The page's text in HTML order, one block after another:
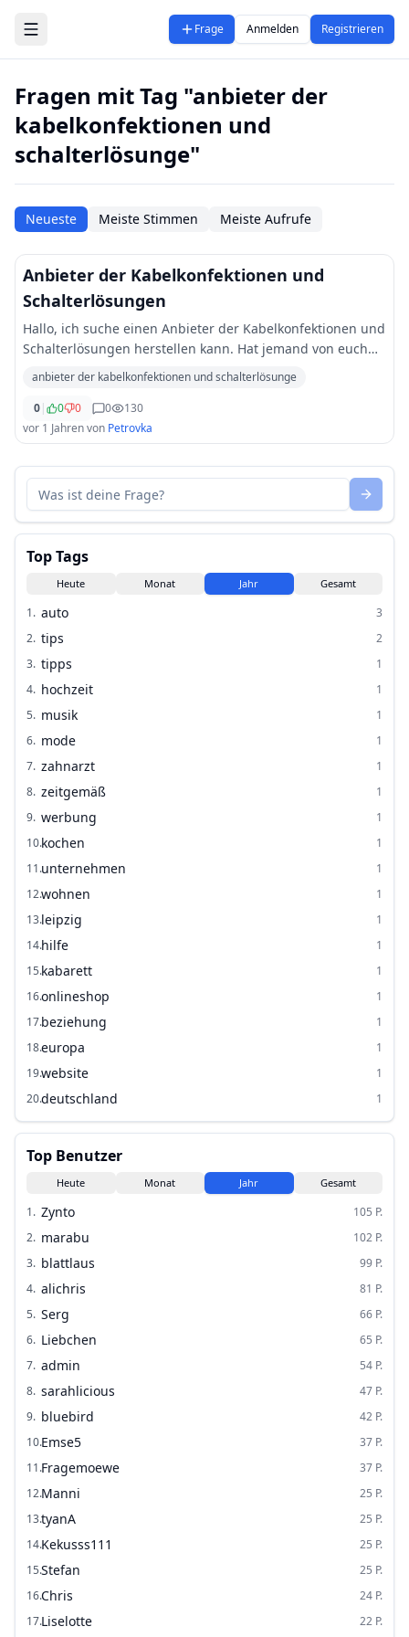
Zum Hauptinhalt springen
Frage Anmelden Registrieren
Fragen mit Tag "anbieter der
kabelkonfektionen und
schalterlösunge"
Neueste Meiste Stimmen Meiste Aufrufe
Anbieter der Kabelkonfektionen und
Schalterlösungen
Hallo, ich suche einen Anbieter der Kabelkonfektionen und
Schalterlösungen herstellen kann. Hat jemand von euch
anbieter der kabelkonfektionen und schalterlösunge
0| 0 0 0
130
vor 1 Jahrenvon Petrovka
Top Tags
Heute Monat Jahr Gesamt
1. auto
3
2. tips
2
3. tipps
1
4. hochzeit
1
5. musik
1
6. mode
1
7. zahnarzt
1
8. zeitgemäß
1
9. werbung
1
10.kochen
1
11.unternehmen
1
12.wohnen
1
13.leipzig
1
14.hilfe
1
15.kabarett
1
16.onlineshop
1
17.beziehung
1
18.europa
1
19.website
1
20.deutschland 1
Top Benutzer
Heute Monat Jahr Gesamt
1. Zynto 105 P.
2. marabu 102 P.
3. blattlaus 99 P.
4. alichris 81 P.
5. Serg 66 P.
6. Liebchen 65 P.
7. admin 54 P.
8. sarahlicious 47 P.
9. bluebird 42 P.
10.Emse5 37 P.
11.Fragemoewe 37 P.
12.Manni 25 P.
13.tyanA 25 P.
14.Kekusss111 25 P.
15.Stefan 25 P.
16.Chris 24 P.
17.Liselotte 22 P.